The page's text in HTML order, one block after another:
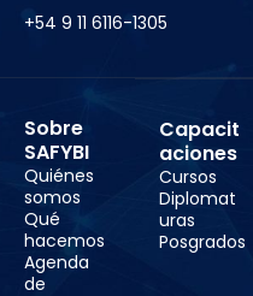
+54 9 11 6116-1305
Sobre
SAFYBI
Quiénes
somos
Qué
hacemos
Agenda
de
Capacit
aciones
Cursos
Diplomat
uras
Posgrados